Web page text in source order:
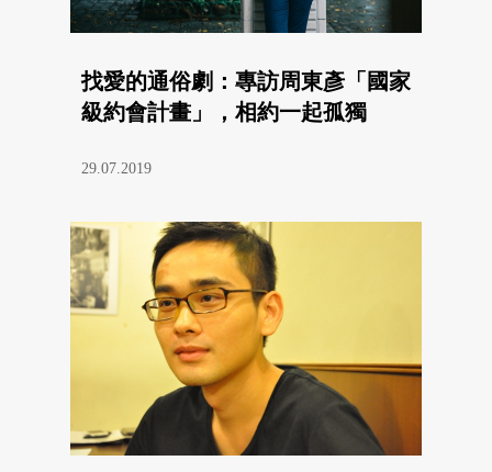
找愛的通俗劇：專訪周東彥「國家
級約會計畫」，相約一起孤獨
29.07.2019